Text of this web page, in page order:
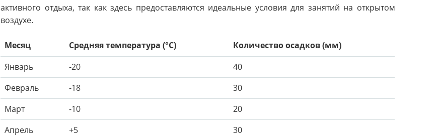
активного отдыха, так как здесь предоставляются идеальные условия для занятий на открытом
воздухе.
Месяц Средняя температура (°C)
Количество осадков (мм)
Январь
-20
40
Февраль
-18
30
Март
-10
20
Апрель
+5
30